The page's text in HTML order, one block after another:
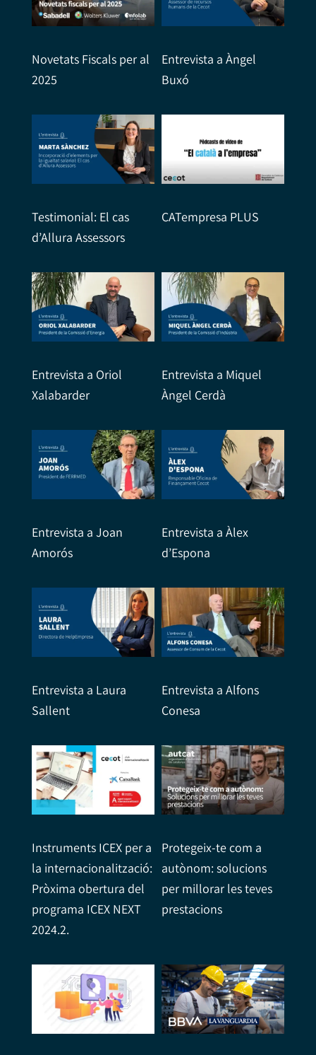
Novetats Fiscals per al
2025
Entrevista a Àngel
Buxó
Testimonial: El cas
d’Allura Assessors
CATempresa PLUS
Entrevista a Oriol
Xalabarder
Entrevista a Miquel
Àngel Cerdà
Entrevista a Joan
Amorós
Entrevista a Àlex
d’Espona
Entrevista a Laura
Sallent
Entrevista a Alfons
Conesa
Instruments ICEX per a
la internacionalització:
Pròxima obertura del
programa ICEX NEXT
2024.2.
Protegeix-te com a
autònom: solucions
per millorar les teves
prestacions